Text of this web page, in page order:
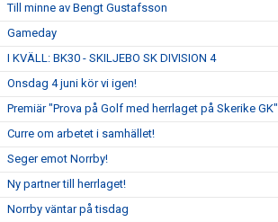
Till minne av Bengt Gustafsson
Gameday
I KVÄLL: BK30 - SKILJEBO SK DIVISION 4
Onsdag 4 juni kör vi igen!
Premiär "Prova på Golf med herrlaget på Skerike GK"
Curre om arbetet i samhället!
Seger emot Norrby!
Ny partner till herrlaget!
Norrby väntar på tisdag